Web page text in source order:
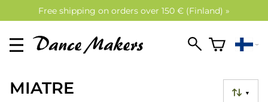
Free shipping on orders over 150 € (Finland) »
▼
MIATRE